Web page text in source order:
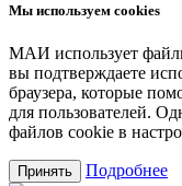
Мы используем cookies
МАИ использует
вы подтверждаете
браузера, которые
для пользователей.
файлов cookie в
Принять Подробнее